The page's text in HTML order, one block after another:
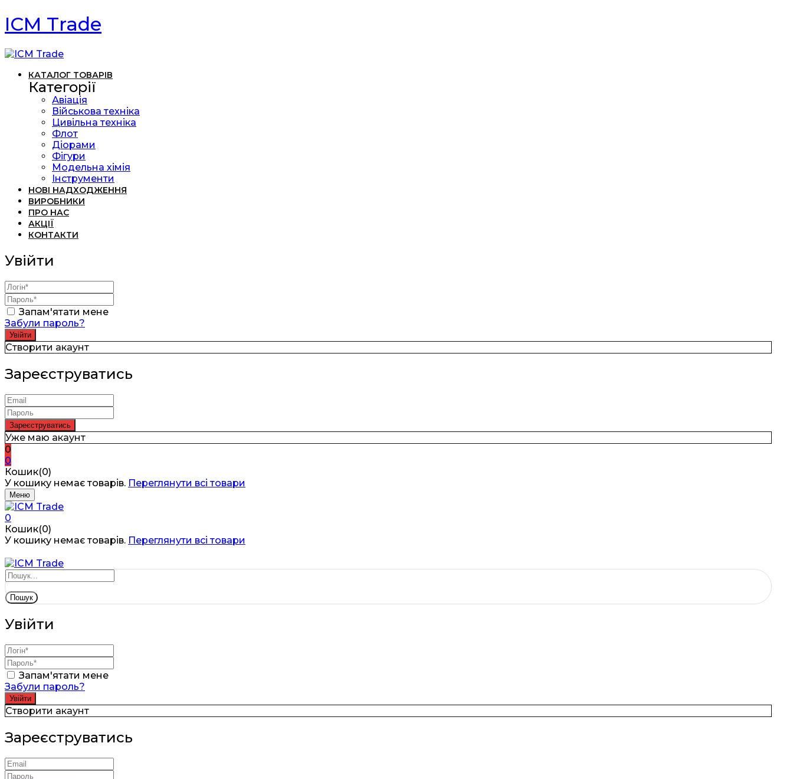
ICM Trade
КАТАЛОГ ТОВАРІВ
Категорії
Авіація
Військова техніка
Цивільна техніка
Флот
Діорами
Фігури
Модельна хімія
Інструменти
НОВІ НАДХОДЖЕННЯ
ВИРОБНИКИ
ПРО НАС
АКЦІЇ
КОНТАКТИ
Увійти
Запам'ятати мене
Забули пароль?
Створити акаунт
Зареєструватись
Уже маю акаунт
0
0
Кошик(0)
У кошику немає товарів. Переглянути всі товари
Меню
0
Кошик(0)
У кошику немає товарів. Переглянути всі товари
Пошук
Увійти
Запам'ятати мене
Забули пароль?
Створити акаунт
Зареєструватись